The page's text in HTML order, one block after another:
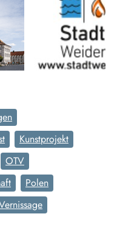
Kunstprojekt
OTV
Polen